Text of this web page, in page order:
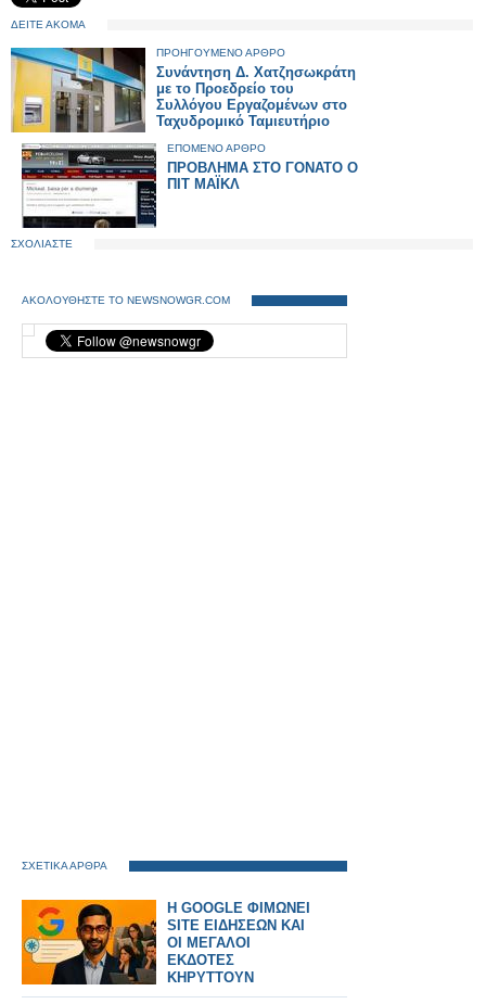
ΔΕΙΤΕ ΑΚΟΜΑ
ΠΡΟΗΓΟΥΜΕΝΟ ΑΡΘΡΟ
Συνάντηση Δ. Χατζησωκράτη
με το Προεδρείο του
Συλλόγου Εργαζομένων στο
Ταχυδρομικό Ταμιευτήριο
ΕΠΟΜΕΝΟ ΑΡΘΡΟ
ΠΡΟΒΛΗΜΑ ΣΤΟ ΓΟΝΑΤΟ Ο
ΠΙΤ ΜΑΪΚΛ
ΣΧΟΛΙΑΣΤΕ
ΑΚΟΛΟΥΘΗΣΤΕ ΤΟ NEWSNOWGR.COM
ΣΧΕΤΙΚΑ ΑΡΘΡΑ
H GOOGLE ΦΙΜΩΝΕΙ
SITE ΕΙΔΗΣΕΩΝ ΚΑΙ
ΟΙ ΜΕΓΑΛΟΙ
ΕΚΔΟΤΕΣ
ΚΗΡΥΤΤΟΥΝ
ΠΟΛΕΜΟ